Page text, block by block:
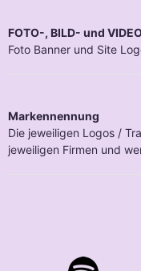
FOTO-, BILD- und
Foto Banner und Site
Markennennung
Die jeweiligen Logos /
jeweiligen Firmen und